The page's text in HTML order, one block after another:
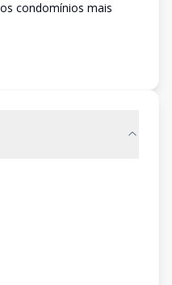
condomínios mais